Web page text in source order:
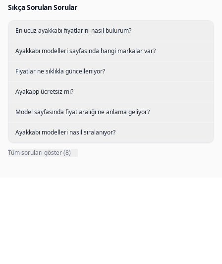
Sıkça Sorulan Sorular
En ucuz ayakkabı fiyatlarını nasıl bulurum?
Ayakkabı modelleri sayfasında hangi markalar var?
Fiyatlar ne sıklıkla güncelleniyor?
Ayakapp ücretsiz mi?
Model sayfasında fiyat aralığı ne anlama geliyor?
Ayakkabı modelleri nasıl sıralanıyor?
Tüm soruları göster (8)